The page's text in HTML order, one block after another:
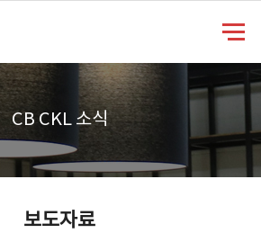
CB CKL 소식
보도자료